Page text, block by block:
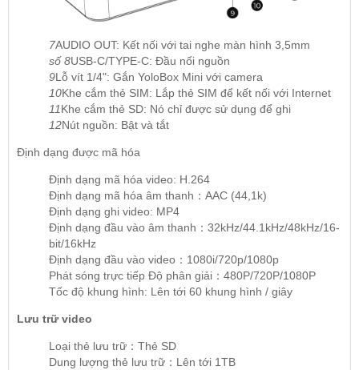
7AUDIO OUT: Kết nối với tai nghe màn hình 3,5mm
số 8USB-C/TYPE-C: Đầu nối nguồn
9Lỗ vít 1/4": Gắn YoloBox Mini với camera
10Khe cắm thẻ SIM: Lắp thẻ SIM để kết nối với Internet
11Khe cắm thẻ SD: Nó chỉ được sử dụng để ghi
12Nút nguồn: Bật và tắt
Định dạng được mã hóa
Định dạng mã hóa video: H.264
Định dạng mã hóa âm thanh：AAC (44,1k)
Định dạng ghi video: MP4
Định dạng đầu vào âm thanh：32kHz/44.1kHz/48kHz/16-
bit/16kHz
Định dạng đầu vào video：1080i/720p/1080p
Phát sóng trực tiếp Độ phân giải：480P/720P/1080P
Tốc độ khung hình: Lên tới 60 khung hình / giây
Lưu trữ video
Loại thẻ lưu trữ：Thẻ SD
Dung lượng thẻ lưu trữ：Lên tới 1TB